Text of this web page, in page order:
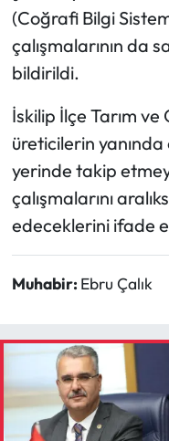
(Coğrafi Bilgi
çalışmalarının da
bildirildi.
İskilip İlçe Tarım
üreticilerin
yerinde takip
çalışmalarını
edeceklerini ifade
Muhabir: Ebru Çalık